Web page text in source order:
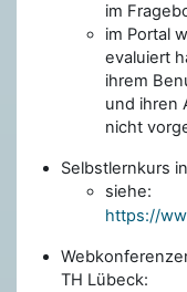
im
im Portal
evaluiert
ihrem
und ihren
nicht
Selbstlernkurs
siehe:
https://
TH Lübeck: